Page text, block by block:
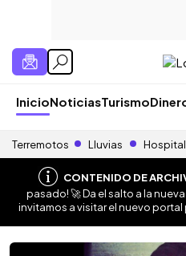
InicioNoticiasTurismo
Terremotos Lluvias
CONTENIDO DE
pasado! 🚀 Da el salto a la
invitamos a visitar el nuevo